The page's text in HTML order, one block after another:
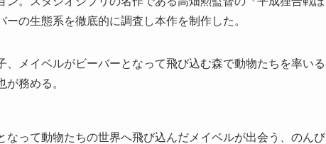
の生態系を徹底的に調査し本作を制作した。
メイベルがビーバーとなって飛び込む森で動物たちを率いる
務める。
って動物たちの世界へ飛び込んだメイベルが出会う、のんび